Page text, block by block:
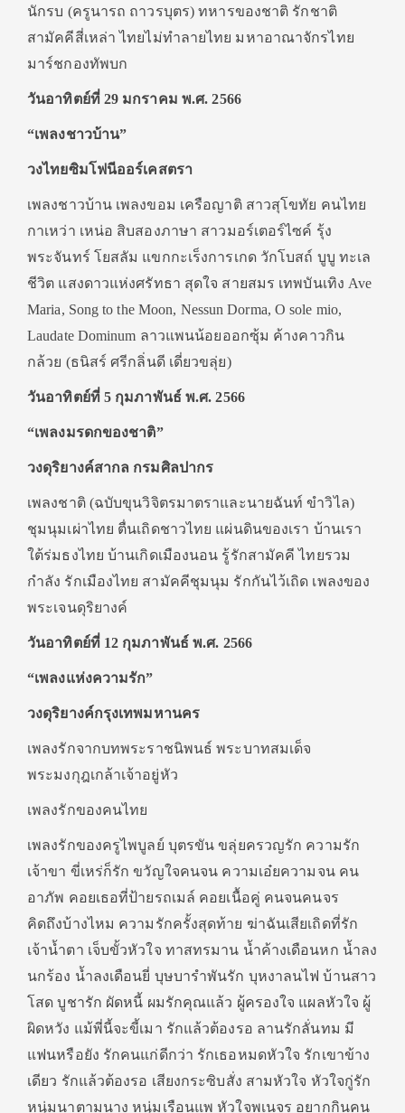
นักรบ (ครูนารถ ถาวรบุตร) ทหารของชาติ รักชาติ
สามัคคีสี่เหล่า ไทยไม่ทำลายไทย มหาอาณาจักรไทย
มาร์ชกองทัพบก
วันอาทิตย์ที่ 29 มกราคม พ.ศ. 2566
“เพลงชาวบ้าน”
วงไทยซิมโฟนีออร์เคสตรา
เพลงชาวบ้าน เพลงขอม เครือญาติ สาวสุโขทัย คนไทย
กาเหว่า เหน่อ สิบสองภาษา สาวมอร์เตอร์ไซค์ รุ้ง
พระจันทร์ โยสลัม แขกกะเร็งการเกด วักโบสถ์ บูบู ทะเล
ชีวิต แสงดาวแห่งศรัทธา สุดใจ สายสมร เทพบันเทิง Ave
Maria, Song to the Moon, Nessun Dorma, O sole mio,
Laudate Dominum ลาวแพนน้อยออกซุ้ม ค้างคาวกิน
กล้วย (ธนิสร์ ศรีกลิ่นดี เดี่ยวขลุ่ย)
วันอาทิตย์ที่ 5 กุมภาพันธ์ พ.ศ. 2566
“เพลงมรดกของชาติ”
วงดุริยางค์สากล กรมศิลปากร
เพลงชาติ (ฉบับขุนวิจิตรมาตราและนายฉันท์ ขำวิไล)
ชุมนุมเผ่าไทย ตื่นเถิดชาวไทย แผ่นดินของเรา บ้านเรา
ใต้ร่มธงไทย บ้านเกิดเมืองนอน รู้รักสามัคคี ไทยรวม
กำลัง รักเมืองไทย สามัคคีชุมนุม รักกันไว้เถิด เพลงของ
พระเจนดุริยางค์
วันอาทิตย์ที่ 12 กุมภาพันธ์ พ.ศ. 2566
“เพลงแห่งความรัก”
วงดุริยางค์กรุงเทพมหานคร
เพลงรักจากบทพระราชนิพนธ์ พระบาทสมเด็จ
พระมงกุฎเกล้าเจ้าอยู่หัว
เพลงรักของคนไทย
เพลงรักของครูไพบูลย์ บุตรขัน ขลุ่ยครวญรัก ความรัก
เจ้าขา ขี่เหร่ก็รัก ขวัญใจคนจน ความเอ๋ยความจน คน
อาภัพ คอยเธอที่ป้ายรถเมล์ คอยเนื้อคู่ คนจนคนจร
คิดถึงบ้างไหม ความรักครั้งสุดท้าย ฆ่าฉันเสียเถิดที่รัก
เจ้าน้ำตา เจ็บขั้วหัวใจ ทาสทรมาน น้ำค้างเดือนหก น้ำลง
นกร้อง น้ำลงเดือนยี่ บุษบารำพันรัก บุหงาลนไฟ บ้านสาว
โสด บูชารัก ผัดหนี้ ผมรักคุณแล้ว ผู้ครองใจ แผลหัวใจ ผู้
ผิดหวัง แม้พี่นี้จะขี้เมา รักแล้วต้องรอ ลานรักลั่นทม มี
แฟนหรือยัง รักคนแก่ดีกว่า รักเธอหมดหัวใจ รักเขาข้าง
เดียว รักแล้วต้องรอ เสียงกระซิบสั่ง สามหัวใจ หัวใจกู่รัก
หนุ่มนาตามนาง หนุ่มเรือนแพ หัวใจพเนจร อยากกินคน